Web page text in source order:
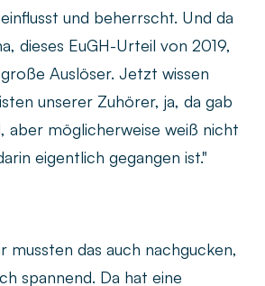
und beherrscht. Und da
dieses EuGH-Urteil von 2019,
Auslöser. Jetzt wissen
unserer Zuhörer, ja, da gab
aber möglicherweise weiß nicht
eigentlich gegangen ist."
mussten das auch nachgucken,
spannend. Da hat eine